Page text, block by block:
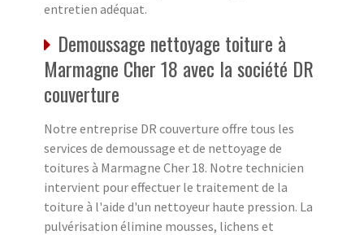
entretien adéquat.
Demoussage nettoyage toiture à
Marmagne Cher 18 avec la société DR
couverture
Notre entreprise DR couverture offre tous les
services de demoussage et de nettoyage de
toitures à Marmagne Cher 18. Notre technicien
intervient pour effectuer le traitement de la
toiture à l'aide d'un nettoyeur haute pression. La
pulvérisation élimine mousses, lichens et